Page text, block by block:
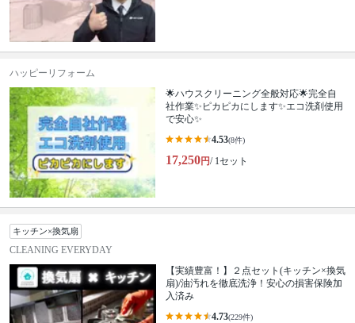
ハッピーリフォーム
🌟ハウスクリーニング全般対応🌟完全自
社作業✨️ピカピカにします✨️エコ洗剤使用
で安心✨
4.53(8件)
17,250円/ 1セット
キッチン×換気扇
CLEANING EVERYDAY
【実績豊富！】２点セット(キッチン×換気
扇)/油汚れを徹底洗浄！安心の損害保険加
入済み
4.73(229件)